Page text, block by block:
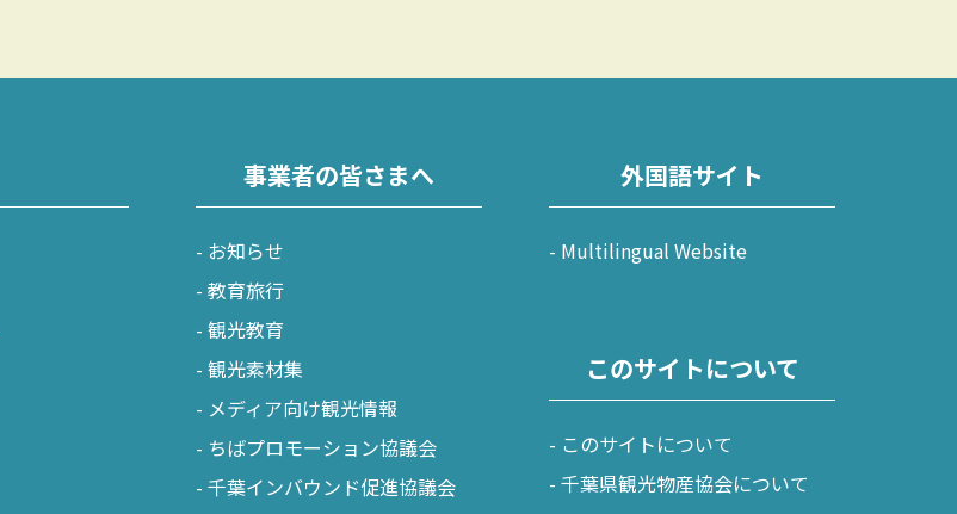
事業者の皆さまへ
お知らせ
教育旅行
観光教育
観光素材集
メディア向け観光情報
ちばプロモーション協議会
千葉インバウンド促進協議会
外国語サイト
Multilingual Website
このサイトについて
このサイトについて
千葉県観光物産協会について